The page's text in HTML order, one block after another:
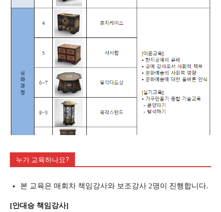
누가 교육하나요?
본 교육은 매회차 책임강사와 보조강사 2명이 진행합니다.
[안대승 책임강사]